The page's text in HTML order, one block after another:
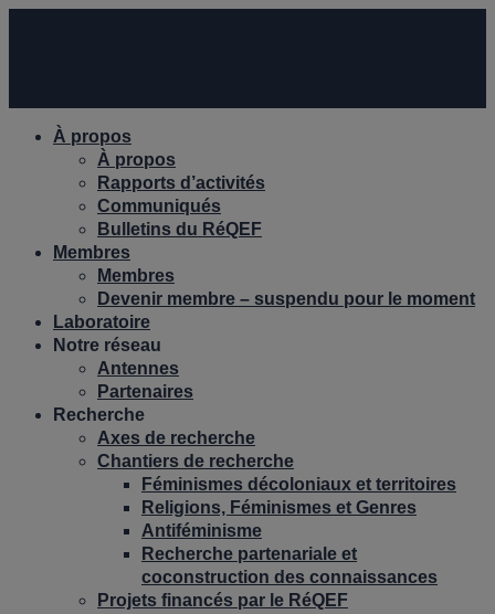
À propos
À propos
Rapports d’activités
Communiqués
Bulletins du RéQEF
Membres
Membres
Devenir membre – suspendu pour le moment
Laboratoire
Notre réseau
Antennes
Partenaires
Recherche
Axes de recherche
Chantiers de recherche
Féminismes décoloniaux et territoires
Religions, Féminismes et Genres
Antiféminisme
Recherche partenariale et
coconstruction des connaissances
Projets financés par le RéQEF